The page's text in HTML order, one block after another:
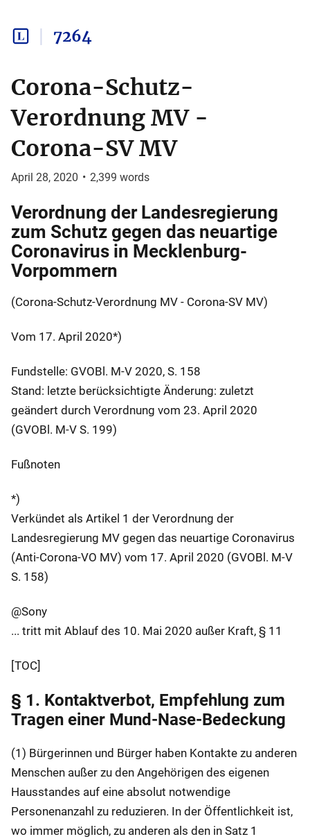
7264
Corona-Schutz-
Verordnung MV -
Corona-SV MV
April 28, 2020 • 2,399 words
Verordnung der Landesregierung
zum Schutz gegen das neuartige
Coronavirus in Mecklenburg-
Vorpommern
(Corona-Schutz-Verordnung MV - Corona-SV MV)
Vom 17. April 2020*)
Fundstelle: GVOBl. M-V 2020, S. 158
Stand: letzte berücksichtigte Änderung: zuletzt
geändert durch Verordnung vom 23. April 2020
(GVOBl. M-V S. 199)
Fußnoten
*)
Verkündet als Artikel 1 der Verordnung der
Landesregierung MV gegen das neuartige Coronavirus
(Anti-Corona-VO MV) vom 17. April 2020 (GVOBl. M-V
S. 158)
@Sony
... tritt mit Ablauf des 10. Mai 2020 außer Kraft, § 11
[TOC]
§ 1. Kontaktverbot, Empfehlung zum
Tragen einer Mund-Nase-Bedeckung
(1) Bürgerinnen und Bürger haben Kontakte zu anderen
Menschen außer zu den Angehörigen des eigenen
Hausstandes auf eine absolut notwendige
Personenanzahl zu reduzieren. In der Öffentlichkeit ist,
wo immer möglich, zu anderen als den in Satz 1